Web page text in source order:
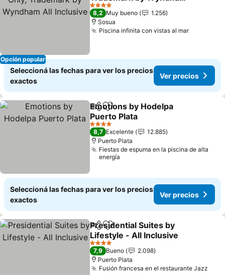
Opción popular
All Inclusive
Ver precios
4 Estrellas
8,2 Muy bueno
1.256
Sosua
Piscina infinita con vistas al marVer
Seleccioná las fechas para ver los precios
exactos
Ver precios
CompartirAñadir a favoritos
Emotions by Hodelpa
Puerto Plata
Ver precios
4 Estrellas
8,7 Excelente
12.885
Puerto Plata
Fiestas de espuma en la piscina de alta
energía
Seleccioná las fechas para ver los precios
exactos
Ver precios
CompartirAñadir a favoritos
Presidential Suites by
Lifestyle - All Inclusive
Ver precios
4 Estrellas
7,9 Bueno
2.098
Puerto Plata
Fusión francesa en el restaurante Jazz